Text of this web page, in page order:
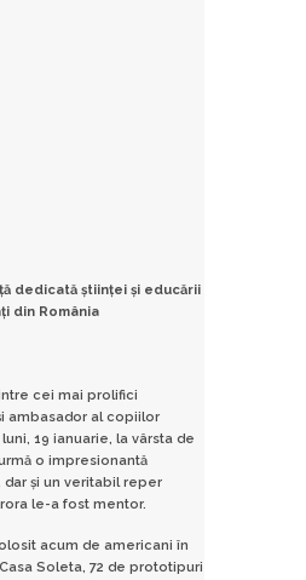
dedicată științei și educării
din România
cei mai prolifici
ambasador al copiilor
19 ianuarie, la vârsta de
o impresionantă
și un veritabil reper
le-a fost mentor.
acum de americani în
Soleta, 72 de prototipuri